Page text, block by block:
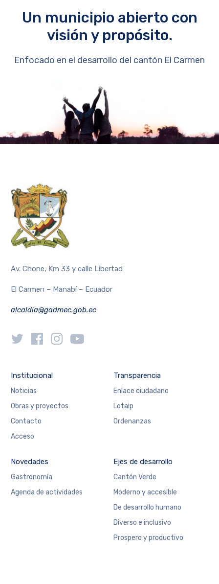
Un municipio abierto con
visión y propósito.
Enfocado en el desarrollo del cantón El Carmen
Av. Chone, Km 33 y calle Libertad
El Carmen – Manabí – Ecuador
alcaldia@gadmec.gob.ec
Institucional
Noticias
Obras y proyectos
Contacto
Acceso
Transparencia
Enlace ciudadano
Lotaip
Ordenanzas
Novedades
Gastronomía
Agenda de actividades
Ejes de desarrollo
Cantón Verde
Moderno y accesible
De desarrollo humano
Diverso e inclusivo
Prospero y productivo